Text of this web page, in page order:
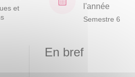
et
l'année
Semestre 6
En bref